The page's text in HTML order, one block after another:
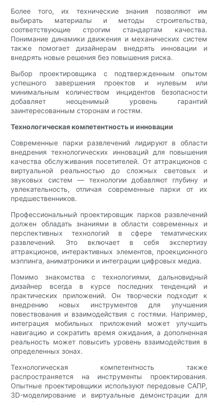
Более того, их технические знания позволяют им
выбирать материалы и методы строительства,
соответствующие строгим стандартам качества.
Понимание динамики движения и механических систем
также помогает дизайнерам внедрять инновации и
внедрять новые решения без повышения риска.
Выбор проектировщика с подтвержденным опытом
успешного завершения проектов и нулевым или
минимальным количеством инцидентов безопасности
добавляет неоценимый уровень гарантий
заинтересованным сторонам и гостям.
Технологическая компетентность и инновации
Современные парки развлечений лидируют в области
внедрения технологических инноваций для повышения
качества обслуживания посетителей. От аттракционов с
виртуальной реальностью до сложных световых и
звуковых систем — технологии добавляют глубину и
увлекательность, отличая современные парки от их
предшественников.
Профессиональный проектировщик парков развлечений
должен обладать знаниями в области современных и
перспективных технологий в сфере тематических
развлечений. Это включает в себя экспертизу
аттракционов, интерактивных элементов, проекционного
мэппинга, аниматроники и интеграции цифровых медиа.
Помимо знакомства с технологиями, дальновидный
дизайнер всегда в курсе последних тенденций и
практических приложений. Он творчески подходит к
внедрению новых инструментов для улучшения
повествования и взаимодействия с гостями. Например,
интеграция мобильных приложений может улучшить
навигацию и сократить время ожидания, а дополненная
реальность может повысить уровень взаимодействия в
определенных зонах.
Технологическая компетентность также
распространяется на инструменты проектирования.
Опытные проектировщики используют передовые САПР,
3D-моделирование и виртуальные демонстрации для